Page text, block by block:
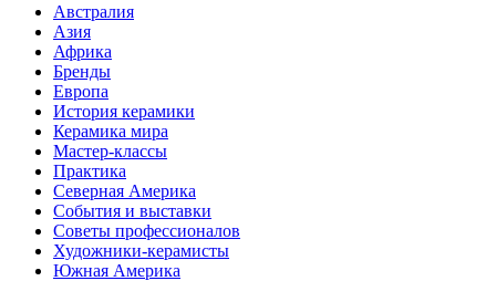
Австралия
Азия
Африка
Бренды
Европа
История керамики
Керамика мира
Мастер-классы
Практика
Северная Америка
События и выставки
Советы профессионалов
Художники-керамисты
Южная Америка